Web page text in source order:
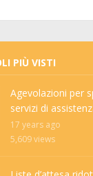
PIÙ VISTI
Agevolazioni per
servizi di
17 years ago
5,609views